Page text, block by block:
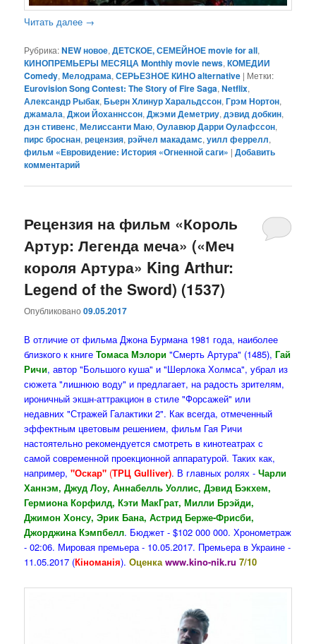
Читать далее →
Рубрика:NEW новое,ДЕТСКОЕ, СЕМЕЙНОЕ movie for all,
КИНОПРЕМЬЕРЫ МЕСЯЦА Monthly movie news,КОМЕДИИ
Comedy,Мелодрама,СЕРЬЕЗНОЕ КИНО alternative | Метки:
Eurovision Song Contest: The Story of Fire Saga,Netflix,
Александр Рыбак,Бьерн Хлинур Харальдссон,Грэм Нортон,
джамала,Джои Йоханнссон,Джэми Деметриу,дэвид добкин,
дэн стивенс,Мелиссанти Маю,Оулавюр Дарри Оулафссон,
пирс броснан,рецензия,рэйчел макадамс,уилл феррелл,
фильм «Евровидение: История «Огненной саги» |Добавить
комментарий
Рецензия на фильм «Король
Артур: Легенда меча» («Меч
короля Артура» King Arthur:
Legend of the Sword) (1537)
Опубликовано09.05.2017
В отличие от фильма Джона Бурмана 1981 года, наиболее
близкого к книгеТомаса Мэлори "Смерть Артура" (1485), Гай
Ричи, автор "Большого куша" и "Шерлока Холмса", убрал из
сюжета "лишнюю воду" и предлагает, на радость зрителям,
ироничный экшн-аттракцион в стиле "Форсажей" или
недавних "Стражей Галактики 2". Как всегда, отмеченный
эффектным цветовым решением, фильм Гая Ричи
настоятельно рекомендуется смотреть в кинотеатрах с
самой современной проекционной аппаратурой. Таких как,
например,"Оскар" (ТРЦ Gulliver). В главных ролях -Чарли
Ханнэм, Джуд Лоу, Аннабелль Уоллис, Дэвид Бэкхем,
Гермиона Корфилд, Кэти МакГрат, Милли Брэйди,
Джимон Хонсу, Эрик Бана, Астрид Берже-Фрисби,
Джорджина Кэмпбелл. Бюджет - $102 000 000. Хронометраж
- 02:06. Мировая премьера - 10.05.2017. Премьера в Украине -
11.05.2017 (Кіноманія). Оценкаwww.kino-nik.ru 7/10